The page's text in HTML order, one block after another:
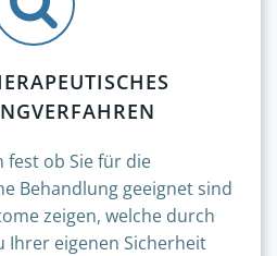
fest ob Sie für die
Behandlung geeignet sind
zeigen, welche durch
Ihrer eigenen Sicherheit